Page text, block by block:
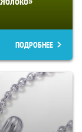
ПОДРОБНЕЕ